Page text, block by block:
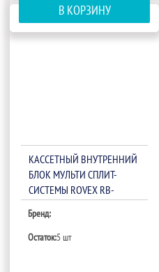
В КОРЗИНУ
КАССЕТНЫЙ ВНУТРЕННИЙ
БЛОК МУЛЬТИ СПЛИТ-
СИСТЕМЫ ROVEX RB-
M09/12/18IHA1-PANEL
Бренд:
Остаток:5 шт